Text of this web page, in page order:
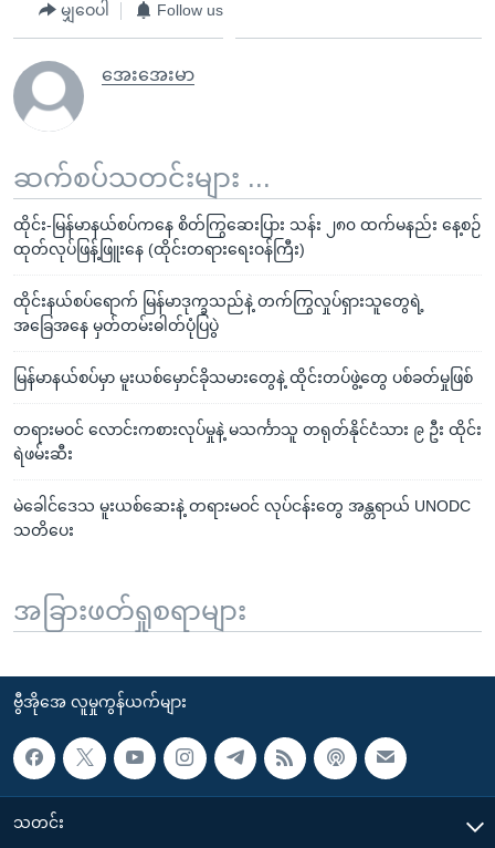
မျှဝေပါ Follow us
အေးအေးမာ
ဆက်စပ်သတင်းများ ...
ထိုင်း-မြန်မာနယ်စပ်ကနေ စိတ်ကြွဆေးပြား သန်း ၂၈၀ ထက်မနည်း နေ့စဉ်
ထုတ်လုပ်ဖြန့်ဖြူးနေ (ထိုင်းတရားရေးဝန်ကြီး)
ထိုင်းနယ်စပ်ရောက် မြန်မာဒုက္ခသည်နဲ့ တက်ကြွလှုပ်ရှားသူတွေရဲ့
အခြေအနေ မှတ်တမ်းဓါတ်ပုံပြပွဲ
မြန်မာနယ်စပ်မှာ မူးယစ်မှောင်ခိုသမားတွေနဲ့ ထိုင်းတပ်ဖွဲ့တွေ ပစ်ခတ်မှုဖြစ်
တရားမဝင် လောင်းကစားလုပ်မှုနဲ့ မသင်္ကာသူ တရုတ်နိုင်ငံသား ၉ ဦး ထိုင်း
ရဲဖမ်းဆီး
မဲခေါင်ဒေသ မူးယစ်ဆေးနဲ့ တရားမဝင် လုပ်ငန်းတွေ အန္တရာယ် UNODC
သတိပေး
အခြားဖတ်ရှုစရာများ
ဗွီအိုအေ လူမှုကွန်ယက်များ
သတင်း